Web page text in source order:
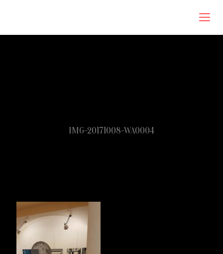
IMG-20171008-WA0004